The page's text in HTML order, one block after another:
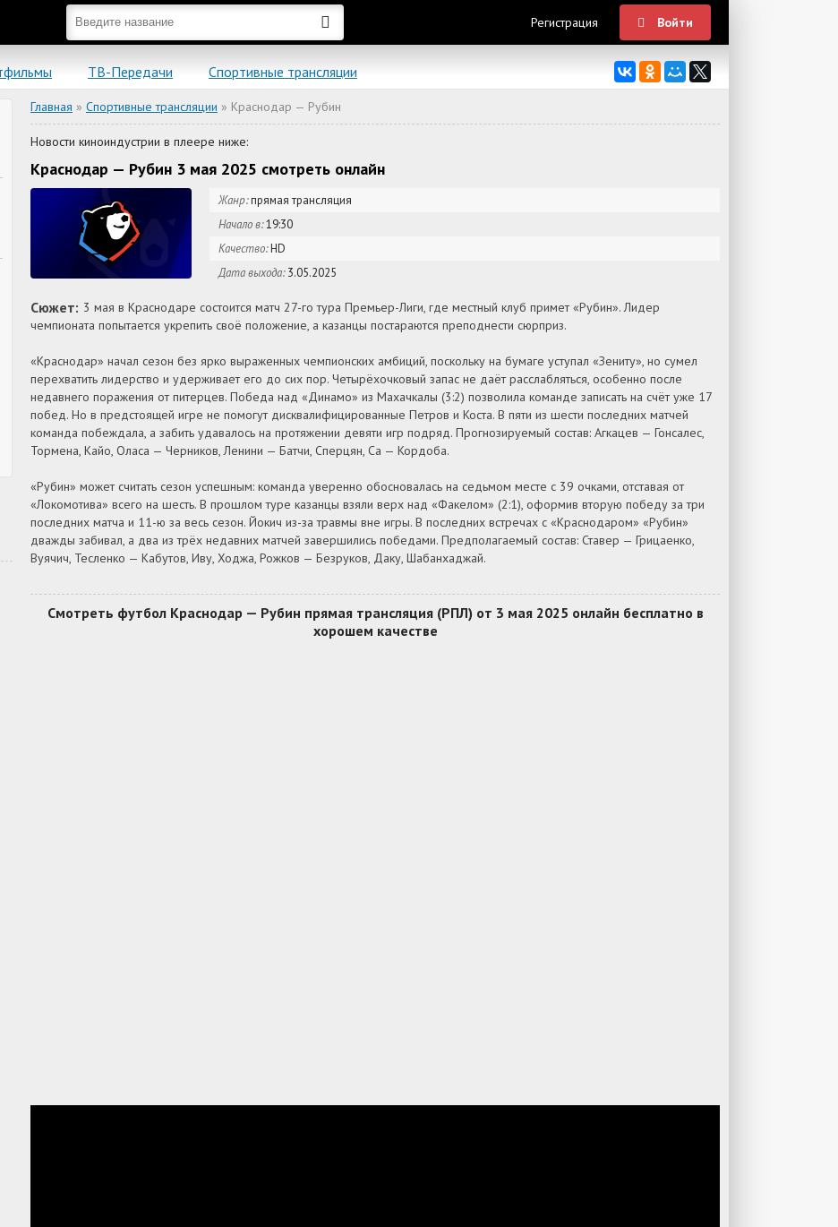
Регистрация Войти
ТВ-Передачи Спортивные трансляции
Главная » Спортивные трансляции » Краснодар — Рубин
Новости киноиндустрии в плеере ниже:
Краснодар — Рубин 3 мая 2025 смотреть онлайн
Жанр:прямая трансляция
Начало в:19:30
Качество:HD
Дата выхода:3.05.2025
Сюжет: 3 мая в Краснодаре состоится матч 27-го тура Премьер-Лиги, где местный клуб примет «Рубин». Лидер
чемпионата попытается укрепить своё положение, а казанцы постараются преподнести сюрприз.
«Краснодар» начал сезон без ярко выраженных чемпионских амбиций, поскольку на бумаге уступал «Зениту», но сумел
перехватить лидерство и удерживает его до сих пор. Четырёхочковый запас не даёт расслабляться, особенно после
недавнего поражения от питерцев. Победа над «Динамо» из Махачкалы (3:2) позволила команде записать на счёт уже 17
побед. Но в предстоящей игре не помогут дисквалифицированные Петров и Коста. В пяти из шести последних матчей
команда побеждала, а забить удавалось на протяжении девяти игр подряд. Прогнозируемый состав: Агкацев — Гонсалес,
Тормена, Кайо, Оласа — Черников, Ленини — Батчи, Сперцян, Са — Кордоба.
«Рубин» может считать сезон успешным: команда уверенно обосновалась на седьмом месте с 39 очками, отставая от
«Локомотива» всего на шесть. В прошлом туре казанцы взяли верх над «Факелом» (2:1), оформив вторую победу за три
последних матча и 11-ю за весь сезон. Йокич из-за травмы вне игры. В последних встречах с «Краснодаром» «Рубин»
дважды забивал, а два из трёх недавних матчей завершились победами. Предполагаемый состав: Ставер — Грицаенко,
Вуячич, Тесленко — Кабутов, Иву, Ходжа, Рожков — Безруков, Даку, Шабанхаджай.
Смотреть футбол Краснодар — Рубин прямая трансляция (РПЛ) от 3 мая 2025 онлайн бесплатно в
хорошем качестве